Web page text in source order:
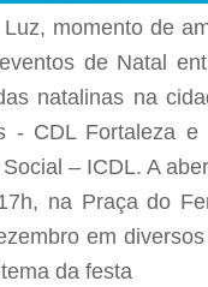
momento de
de Natal
natalinas na
- CDL Fortaleza
– ICDL. A
na Praça do
em
da festa